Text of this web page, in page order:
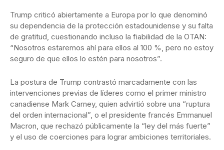
Trump criticó abiertamente a Europa por lo que denominó
su dependencia de la protección estadounidense y su falta
de gratitud, cuestionando incluso la fiabilidad de la OTAN:
“Nosotros estaremos ahí para ellos al 100 %, pero no estoy
seguro de que ellos lo estén para nosotros”.
La postura de Trump contrastó marcadamente con las
intervenciones previas de líderes como el primer ministro
canadiense Mark Carney, quien advirtió sobre una “ruptura
del orden internacional”, o el presidente francés Emmanuel
Macron, que rechazó públicamente la “ley del más fuerte”
y el uso de coerciones para lograr ambiciones territoriales.